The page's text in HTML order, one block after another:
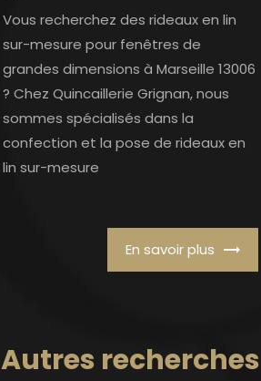
Vous recherchez des rideaux en lin
sur-mesure pour fenêtres de
grandes dimensions à Marseille 13006
? Chez Quincaillerie Grignan, nous
sommes spécialisés dans la
confection et la pose de rideaux en
lin sur-mesure
En savoir plus
Autres recherches